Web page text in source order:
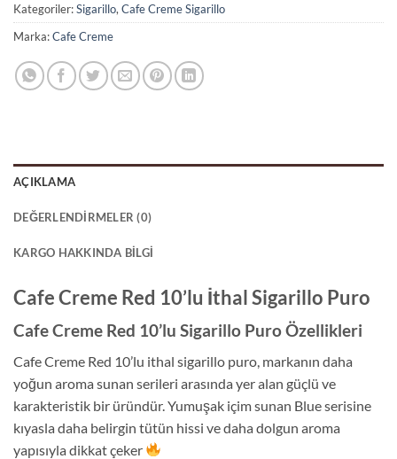
Kategoriler:Sigarillo, Cafe Creme Sigarillo
Marka:Cafe Creme
AÇIKLAMA
DEĞERLENDIRMELER (0)
KARGO HAKKINDA BILGI
Cafe Creme Red 10’lu İthal Sigarillo Puro
Cafe Creme Red 10’lu Sigarillo Puro Özellikleri
Cafe Creme Red 10’lu ithal sigarillo puro, markanın daha
yoğun aroma sunan serileri arasında yer alan güçlü ve
karakteristik bir üründür. Yumuşak içim sunan Blue serisine
kıyasla daha belirgin tütün hissi ve daha dolgun aroma
yapısıyla dikkat çeker